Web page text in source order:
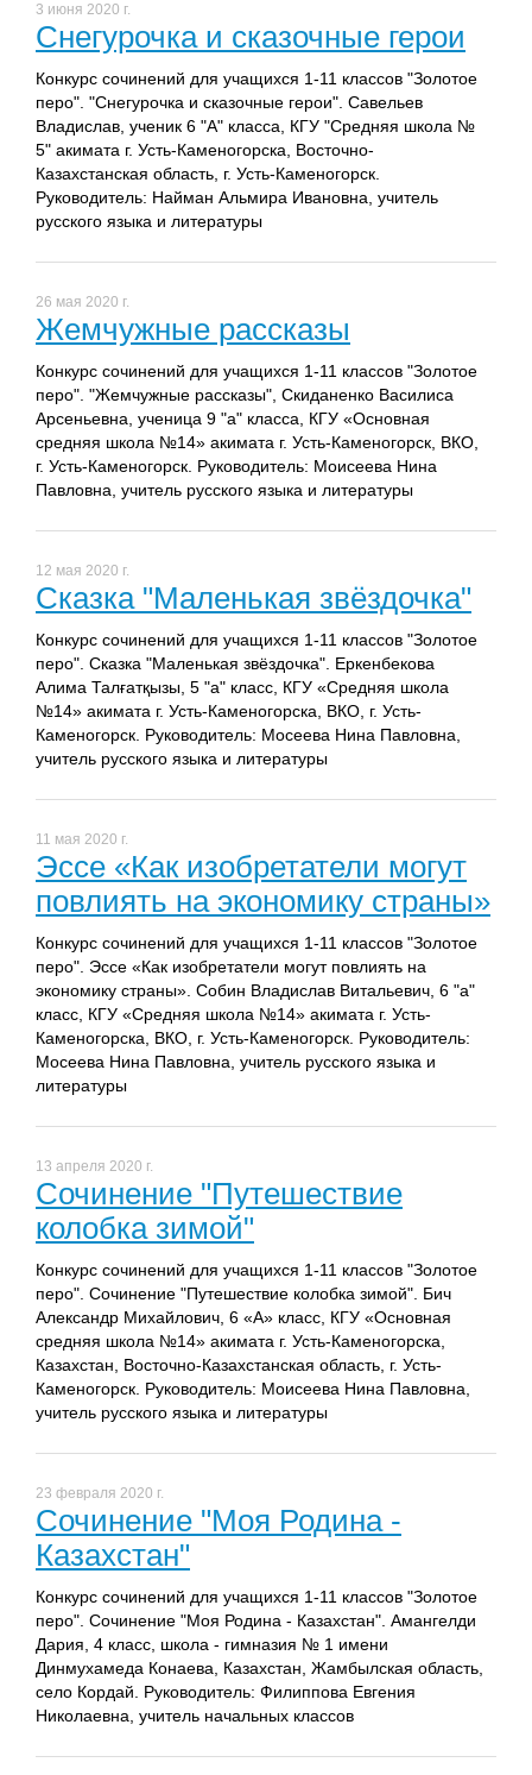
3 июня 2020 г.
Снегурочка и сказочные герои
Конкурс сочинений для учащихся 1-11 классов "Золотое
перо". "Снегурочка и сказочные герои". Савельев
Владислав, ученик 6 "А" класса, КГУ "Средняя школа №
5" акимата г. Усть-Каменогорска, Восточно-
Казахстанская область, г. Усть-Каменогорск.
Руководитель: Найман Альмира Ивановна, учитель
русского языка и литературы
26 мая 2020 г.
Жемчужные рассказы
Конкурс сочинений для учащихся 1-11 классов "Золотое
перо". "Жемчужные рассказы", Скиданенко Василиса
Арсеньевна, ученица 9 "а" класса, КГУ «Основная
средняя школа №14» акимата г. Усть-Каменогорск, ВКО,
г. Усть-Каменогорск. Руководитель: Моисеева Нина
Павловна, учитель русского языка и литературы
12 мая 2020 г.
Сказка "Маленькая звёздочка"
Конкурс сочинений для учащихся 1-11 классов "Золотое
перо". Сказка "Маленькая звёздочка". Еркенбекова
Алима Талғатқызы, 5 "а" класс, КГУ «Средняя школа
№14» акимата г. Усть-Каменогорска, ВКО, г. Усть-
Каменогорск. Руководитель: Мосеева Нина Павловна,
учитель русского языка и литературы
11 мая 2020 г.
Эссе «Как изобретатели могут
повлиять на экономику страны»
Конкурс сочинений для учащихся 1-11 классов "Золотое
перо". Эссе «Как изобретатели могут повлиять на
экономику страны». Собин Владислав Витальевич, 6 "а"
класс, КГУ «Средняя школа №14» акимата г. Усть-
Каменогорска, ВКО, г. Усть-Каменогорск. Руководитель:
Мосеева Нина Павловна, учитель русского языка и
литературы
13 апреля 2020 г.
Сочинение "Путешествие
колобка зимой"
Конкурс сочинений для учащихся 1-11 классов "Золотое
перо". Сочинение "Путешествие колобка зимой". Бич
Александр Михайлович, 6 «А» класс, КГУ «Основная
средняя школа №14» акимата г. Усть-Каменогорска,
Казахстан, Восточно-Казахстанская область, г. Усть-
Каменогорск. Руководитель: Моисеева Нина Павловна,
учитель русского языка и литературы
23 февраля 2020 г.
Сочинение "Моя Родина -
Казахстан"
Конкурс сочинений для учащихся 1-11 классов "Золотое
перо". Сочинение "Моя Родина - Казахстан". Амангелди
Дария, 4 класс, школа - гимназия № 1 имени
Динмухамеда Конаева, Казахстан, Жамбылская область,
село Кордай. Руководитель: Филиппова Евгения
Николаевна, учитель начальных классов